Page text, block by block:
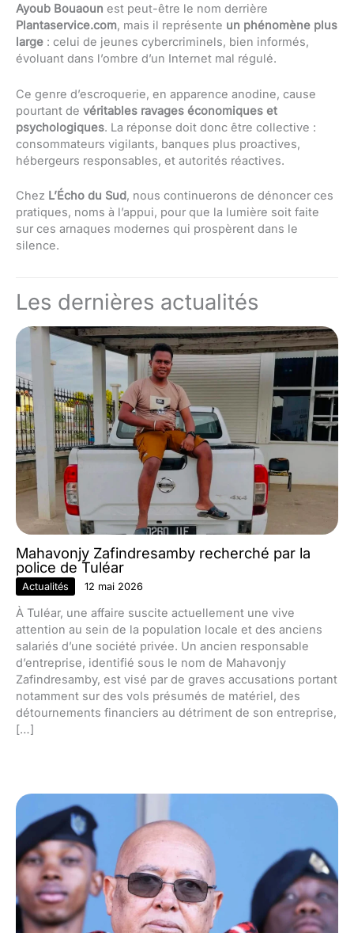
Ayoub Bouaoun est peut-être le nom derrière
Plantaservice.com, mais il représente un phénomène plus
large : celui de jeunes cybercriminels, bien informés,
évoluant dans l’ombre d’un Internet mal régulé.
Ce genre d’escroquerie, en apparence anodine, cause
pourtant de véritables ravages économiques et
psychologiques. La réponse doit donc être collective :
consommateurs vigilants, banques plus proactives,
hébergeurs responsables, et autorités réactives.
Chez L’Écho du Sud, nous continuerons de dénoncer ces
pratiques, noms à l’appui, pour que la lumière soit faite
sur ces arnaques modernes qui prospèrent dans le
silence.
Les dernières actualités
Mahavonjy Zafindresamby recherché par la
police de Tuléar
Actualités 12 mai 2026
À Tuléar, une affaire suscite actuellement une vive
attention au sein de la population locale et des anciens
salariés d’une société privée. Un ancien responsable
d’entreprise, identifié sous le nom de Mahavonjy
Zafindresamby, est visé par de graves accusations portant
notamment sur des vols présumés de matériel, des
détournements financiers au détriment de son entreprise,
[…]